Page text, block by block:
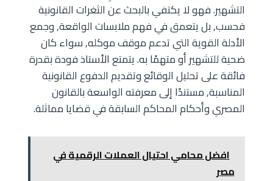
التشهير. فهو لا يكتفي بالبحث عن الثغرات القانونية
فحسب, بل يتعمق في فهم ملابسات الواقعة, وجمع
الأدلة القوية التي تدعم موقف موكله, سواء كان
ضحية للتشهير أو متهمًا به. يتمتع الأستاذ فودة بقدرة
فائقة على تحليل الوقائع وتقديم الدفوع القانونية
المناسبة, مستندًا إلى معرفته الواسعة بالقانون
المصري وأحكام المحاكم السابقة في قضايا مماثلة.
افضل محامي احتيال العملات الرقمية في
مصر